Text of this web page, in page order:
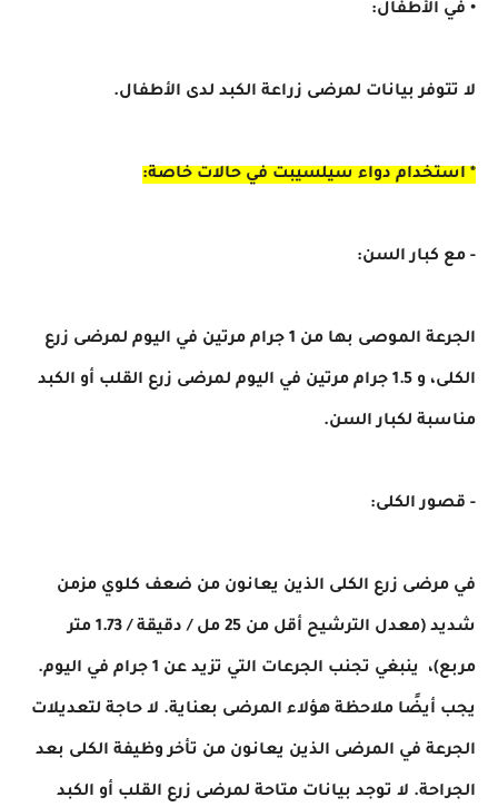
• في الأطفال:
لا تتوفر بيانات لمرضى زراعة الكبد لدى الأطفال.
* استخدام دواء سيلسيبت في حالات خاصة:
- مع كبار السن:
الجرعة الموصى بها من 1 جرام مرتين في اليوم لمرضى زرع
الكلى، و 1.5 جرام مرتين في اليوم لمرضى زرع القلب أو الكبد
مناسبة لكبار السن.
- قصور الكلى:
في مرضى زرع الكلى الذين يعانون من ضعف كلوي مزمن
شديد (معدل الترشيح أقل من 25 مل / دقيقة / 1.73 متر
مربع)، ينبغي تجنب الجرعات التي تزيد عن 1 جرام في اليوم.
يجب أيضًا ملاحظة هؤلاء المرضى بعناية. لا حاجة لتعديلات
الجرعة في المرضى الذين يعانون من تأخر وظيفة الكلى بعد
الجراحة. لا توجد بيانات متاحة لمرضى زرع القلب أو الكبد